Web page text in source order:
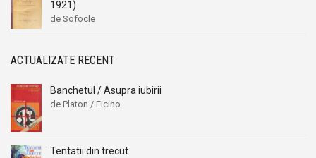
1921)
de Sofocle
ACTUALIZATE RECENT
Banchetul / Asupra iubirii
de Platon / Ficino
Tentatii din trecut